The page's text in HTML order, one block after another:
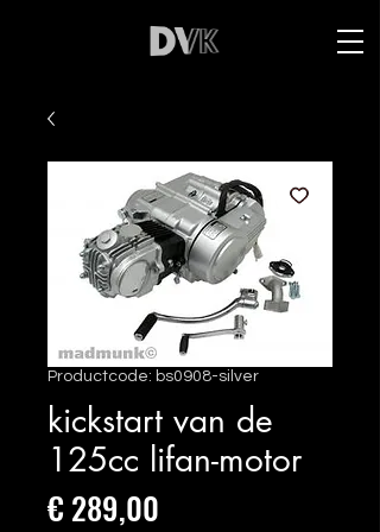
Productcode: bs0908-silver
kickstart van de
125cc lifan-motor
€ 289,00